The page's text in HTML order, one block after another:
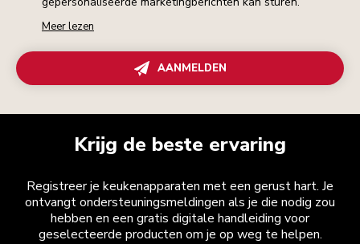
Meer lezen
AANMELDEN
Krijg de beste ervaring
Registreer je keukenapparaten met een gerust hart. Je
ontvangt ondersteuningsmeldingen als je die nodig zou
hebben en een gratis digitale handleiding voor
geselecteerde producten om je op weg te helpen.